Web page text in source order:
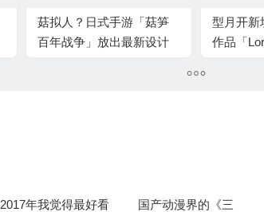
菇拟人？日式手游「菇笋
百年战争」放出最新设计
型月开新
作品「
国产动漫界的《三
听完这句话，亚丝娜